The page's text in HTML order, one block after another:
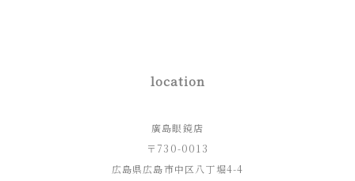
location
廣島眼鏡店
〒730-0013
広島県広島市中区八丁堀4-4